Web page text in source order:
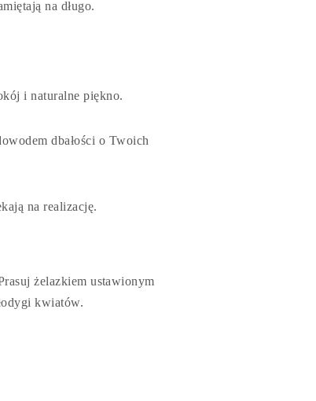
na długo.
i naturalne piękno.
dbałości o Twoich
na realizację.
żelazkiem ustawionym
kwiatów.